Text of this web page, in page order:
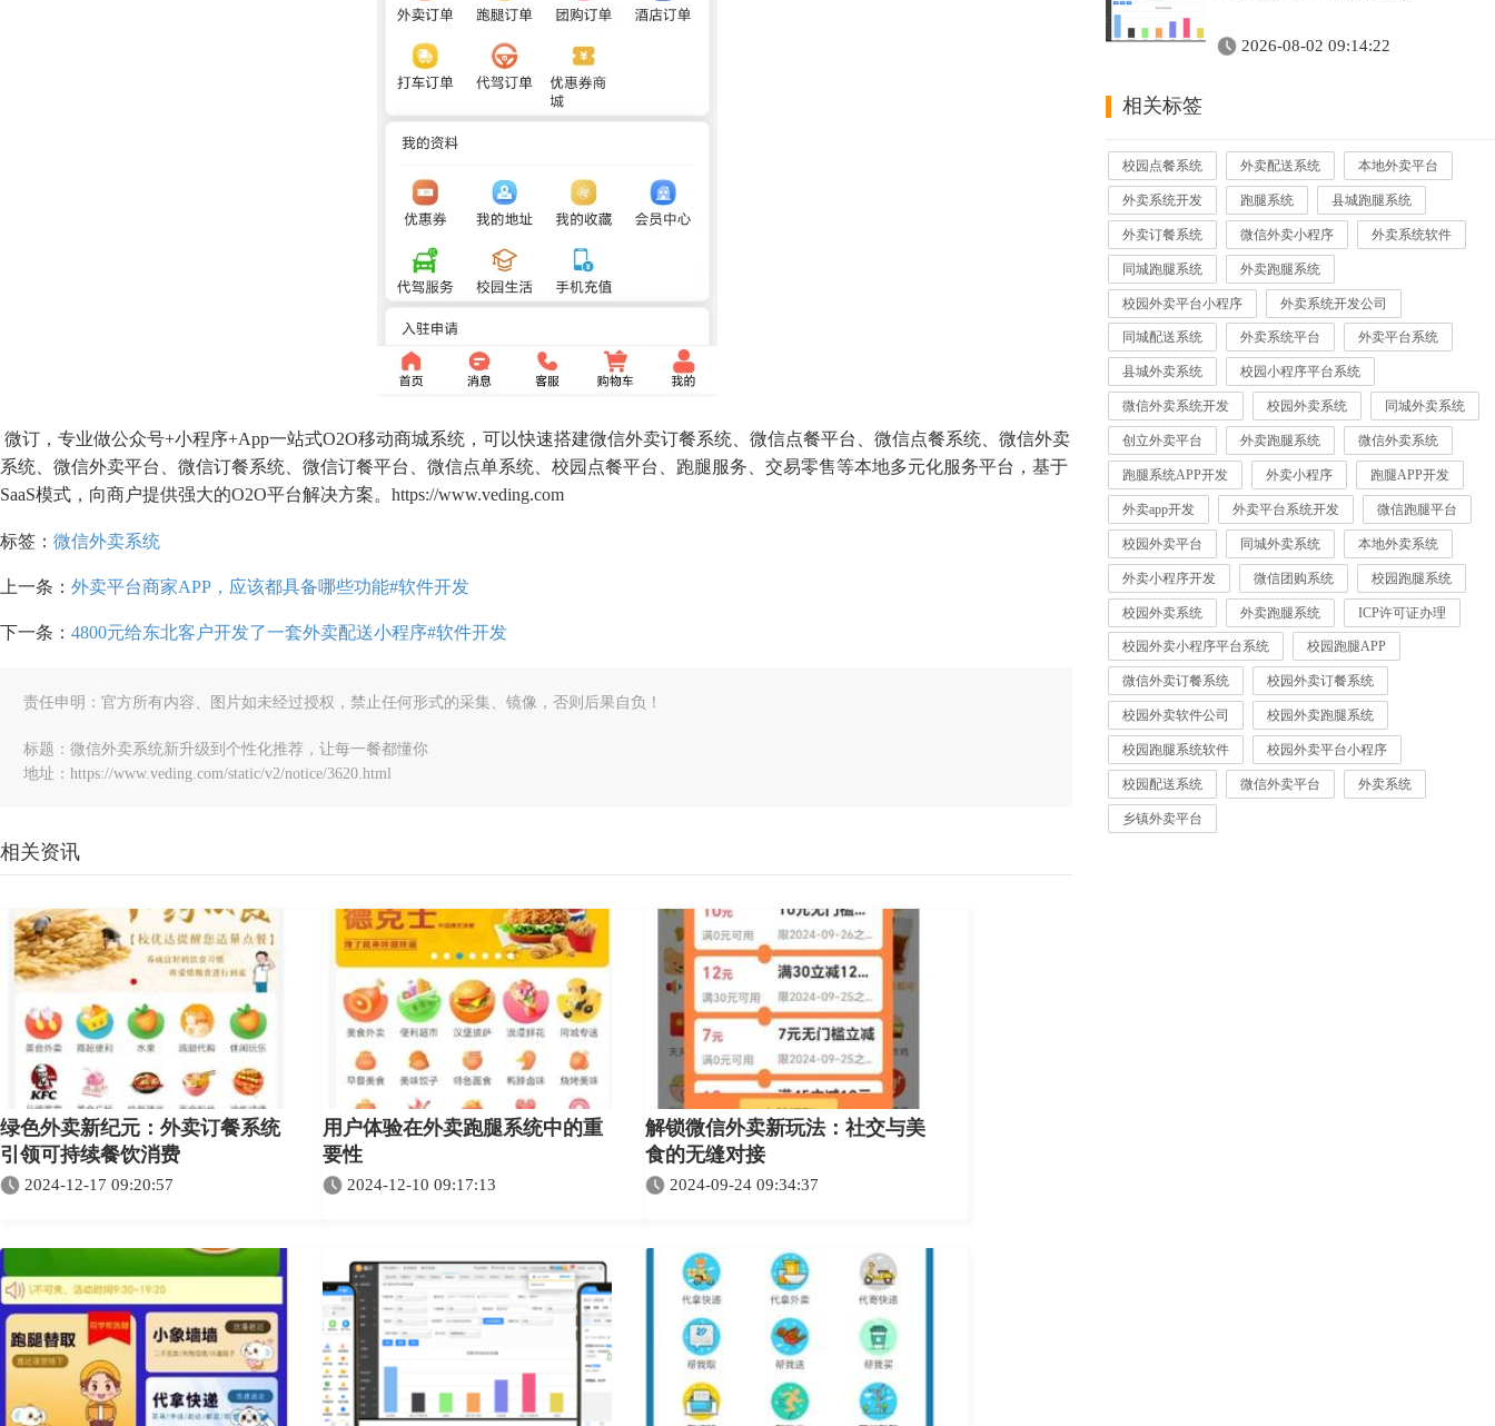
微订，专业做公众号+小程序+App一站式O2O移动商城系统，可以快速搭建微信外卖订餐系统、微信点餐平台、微信点餐系统、微信外卖
系统、微信外卖平台、微信订餐系统、微信订餐平台、微信点单系统、校园点餐平台、跑腿服务、交易零售等本地多元化服务平台，基于
SaaS模式，向商户提供强大的O2O平台解决方案。https://www.veding.com
标签： 微信外卖系统
上一条： 外卖平台商家APP，应该都具备哪些功能#软件开发
下一条： 4800元给东北客户开发了一套外卖配送小程序#软件开发
责任申明：官方所有内容、图片如未经过授权，禁止任何形式的采集、镜像，否则后果自负！
标题：微信外卖系统新升级到个性化推荐，让每一餐都懂你
地址：https://www.veding.com/static/v2/notice/3620.html
相关资讯
绿色外卖新纪元：外卖订餐系统
引领可持续餐饮消费
2024-12-17 09:20:57
用户体验在外卖跑腿系统中的重
要性
2024-12-10 09:17:13
解锁微信外卖新玩法：社交与美
食的无缝对接
2024-09-24 09:34:37
2026-08-02 09:14:22
相关标签
校园点餐系统 外卖配送系统 本地外卖平台
外卖系统开发 跑腿系统 县城跑腿系统
外卖订餐系统 微信外卖小程序 外卖系统软件
同城跑腿系统 外卖跑腿系统
校园外卖平台小程序 外卖系统开发公司
同城配送系统 外卖系统平台 外卖平台系统
县城外卖系统 校园小程序平台系统
微信外卖系统开发 校园外卖系统 同城外卖系统
创立外卖平台 外卖跑腿系统 微信外卖系统
跑腿系统APP开发 外卖小程序 跑腿APP开发
外卖app开发 外卖平台系统开发 微信跑腿平台
校园外卖平台 同城外卖系统 本地外卖系统
外卖小程序开发 微信团购系统 校园跑腿系统
校园外卖系统 外卖跑腿系统 ICP许可证办理
校园外卖小程序平台系统 校园跑腿APP
微信外卖订餐系统 校园外卖订餐系统
校园外卖软件公司 校园外卖跑腿系统
校园跑腿系统软件 校园外卖平台小程序
校园配送系统 微信外卖平台 外卖系统
乡镇外卖平台